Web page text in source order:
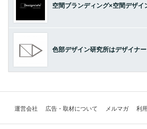
空間ブランディング×空間デザイ
色部デザイン研究所はデザイナ
運営会社 広告・取材について メルマガ 利